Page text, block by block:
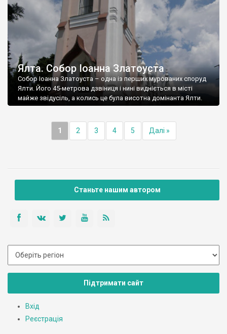
Ялта. Собор Іоанна Златоуста
Собор Іоанна Златоуста – одна із перших мурованих споруд
Ялти. Його 45-метрова дзвіниця і нині видніється в місті
майже звідусіль, а колись це була висотна домінанта Ялти.
1 2 3 4 5 Далі »
Станьте нашим автором
Підтримати сайт
Вхід
Реєстрація